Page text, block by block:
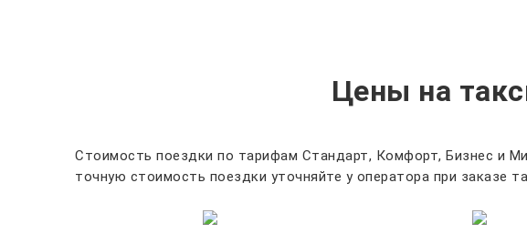
Цены на
Стоимость поездки по тарифам Стандарт, Комфорт, Бизнес и
точную стоимость поездки уточняйте у оператора при заказе